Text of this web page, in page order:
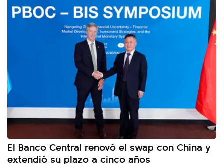
El Banco Central renovó el swap con China y
extendió su plazo a cinco años